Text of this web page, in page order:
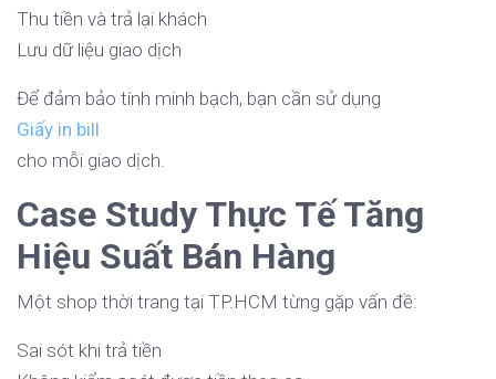
Thu tiền và trả lại khách
Lưu dữ liệu giao dịch
Để đảm bảo tính minh bạch, bạn cần sử dụng
Giấy in bill
cho mỗi giao dịch.
Case Study Thực Tế Tăng
Hiệu Suất Bán Hàng
Một shop thời trang tại TP.HCM từng gặp vấn đề:
Sai sót khi trả tiền